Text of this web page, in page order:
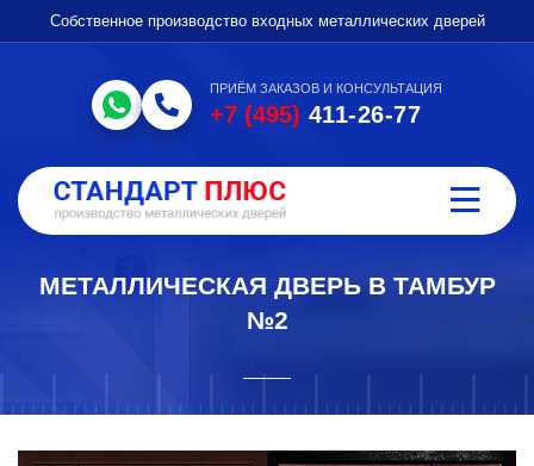
Собственное производство входных металлических дверей
ПРИЁМ ЗАКАЗОВ И КОНСУЛЬТАЦИЯ
+7 (495) 411-26-77
МЕТАЛЛИЧЕСКАЯ ДВЕРЬ В ТАМБУР
№2